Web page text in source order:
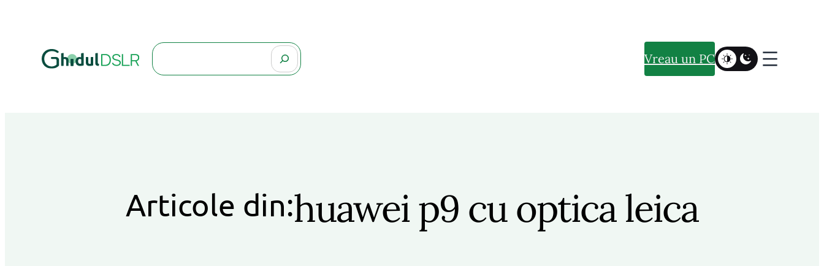
Search Vreau un PC
Articole din:huawei p9 cu optica leica